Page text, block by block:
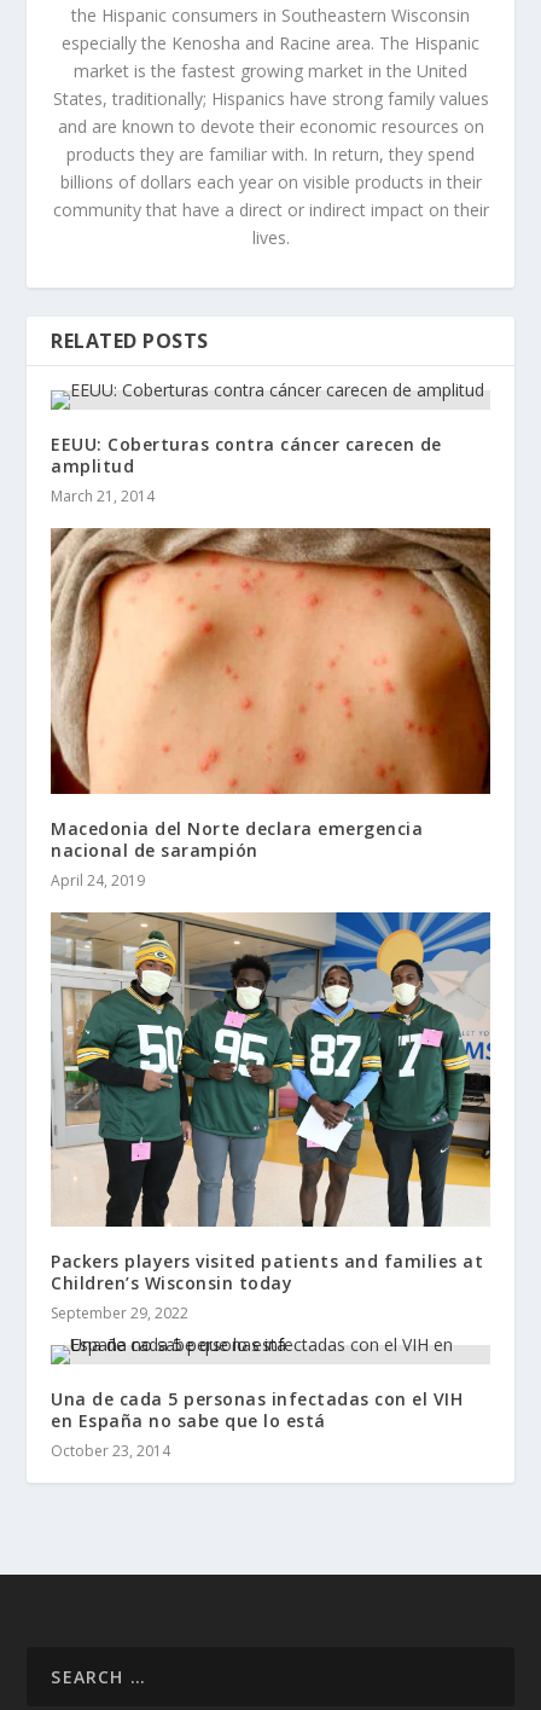
the Hispanic consumers in Southeastern Wisconsin
especially the Kenosha and Racine area. The Hispanic
market is the fastest growing market in the United
States, traditionally; Hispanics have strong family values
and are known to devote their economic resources on
products they are familiar with. In return, they spend
billions of dollars each year on visible products in their
community that have a direct or indirect impact on their
lives.
RELATED POSTS
EEUU: Coberturas contra cáncer carecen de
amplitud
March 21, 2014
Macedonia del Norte declara emergencia
nacional de sarampión
April 24, 2019
Packers players visited patients and families at
Children’s Wisconsin today
September 29, 2022
Una de cada 5 personas infectadas con el VIH
en España no sabe que lo está
October 23, 2014